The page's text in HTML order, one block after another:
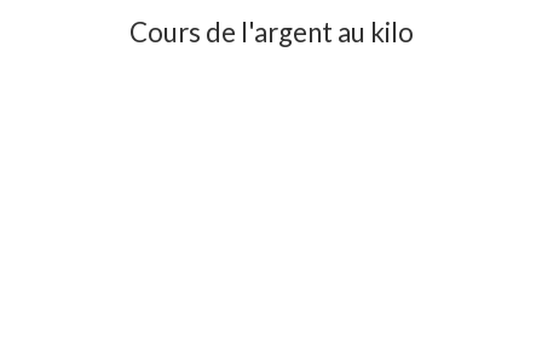
Cours de l'argent au kilo